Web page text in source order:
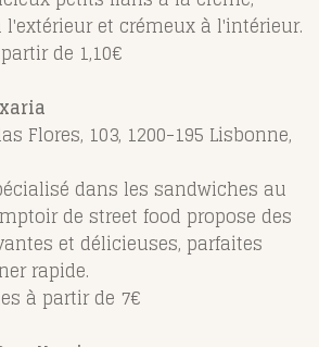
et crémeux à l'intérieur.
de 1,10€
Flores, 103, 1200-195 Lisbonne,
dans les sandwiches au
de street food propose des
et délicieuses, parfaites
rapide.
à partir de 7€